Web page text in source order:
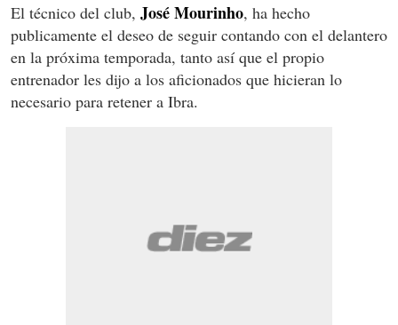
El técnico del club, José Mourinho, ha hecho
publicamente el deseo de seguir contando con el delantero
en la próxima temporada, tanto así que el propio
entrenador les dijo a los aficionados que hicieran lo
necesario para retener a Ibra.